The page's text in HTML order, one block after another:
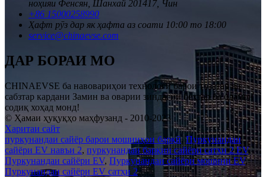
ноҳияи Фенсян, Шанхай 201417, Чин
+86 15000258990
Ҳафт рӯз дар як ҳафта аз соати 10:00 то 18:00
service@chinaevse.com
ДАР БОРАИ МО
CHINAEVSE ба навовариҳои технологӣ барои тозатар ва
сабзтар кардани Замин ва оварии зиндагии беҳтар ба одамон
содиқ хоҳад монд!
© Ҳамаи ҳуқуқҳо маҳфузанд - 2010-2023
Харитаи сайт
пуркунандаи сайёр барои мошинҳои барқӣ, Пуркунандаи
сайёри EV навъи 2, пуркунандаи барқии сайёри сатҳи 2 EV,
Пуркунандаи сайёри EV, Пуркунандаи сайёри мошини EV,
Пуркунандаи сайёри EV сатҳи 2,